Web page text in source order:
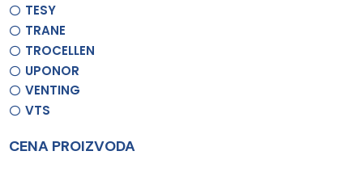
TESY
TRANE
TROCELLEN
UPONOR
VENTING
VTS
CENA PROIZVODA